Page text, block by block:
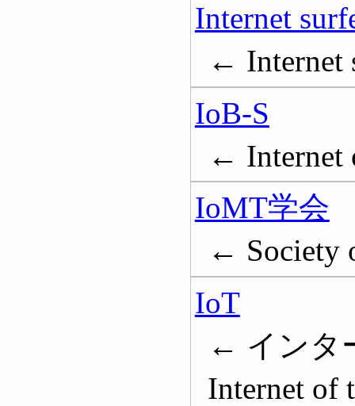
Internet
← Internet
IoB-S
← Internet
IoMT学会
← Society
IoT
← インタ
Internet of